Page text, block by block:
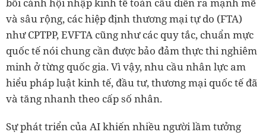
và sâu rộng, các hiệp định thương mại tự do (FTA)
như CPTPP, EVFTA cũng như các quy tắc, chuẩn mực
quốc tế nói chung cần được bảo đảm thực thi nghiêm
minh ở từng quốc gia. Vì vậy, nhu cầu nhân lực am
hiểu pháp luật kinh tế, đầu tư, thương mại quốc tế đã
và tăng nhanh theo cấp số nhân.
Sự phát triển của AI khiến nhiều người lầm tưởng